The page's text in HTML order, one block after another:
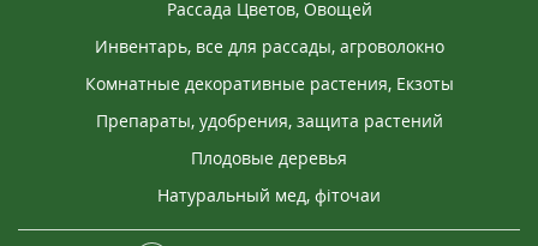
Рассада Цветов, Овощей
Инвентарь, все для рассады, агроволокно
Комнатные декоративные растения, Екзоты
Препараты, удобрения, защита растений
Плодовые деревья
Натуральный мед, фіточаи